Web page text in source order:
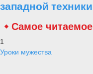
западной техники
Самое читаемое
1
Уроки мужества